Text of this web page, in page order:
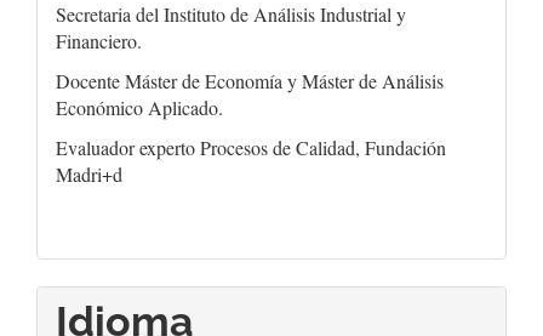
Secretaria del Instituto de Análisis Industrial y
Financiero.
Docente Máster de Economía y Máster de Análisis
Económico Aplicado.
Evaluador experto Procesos de Calidad, Fundación
Madri+d
Idioma